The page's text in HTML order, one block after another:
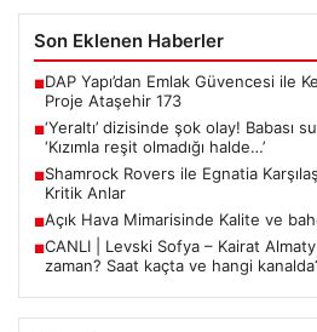
Son Eklenen Haberler
■DAP Yapı’dan Emlak Güvencesi ile
Proje Ataşehir 173
■‘Yeraltı’ dizisinde şok olay! Babası
‘Kızımla reşit olmadığı halde…’
■Shamrock Rovers ile Egnatia
Kritik Anlar
■Açık Hava Mimarisinde Kalite ve
■CANLI | Levski Sofya – Kairat Almaty
zaman? Saat kaçta ve hangi